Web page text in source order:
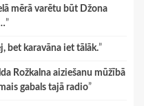
mērā varētu būt Džona
”
bet karavāna iet tālāk.”
Rožkalna aiziešanu mūžībā
gabals tajā radio”